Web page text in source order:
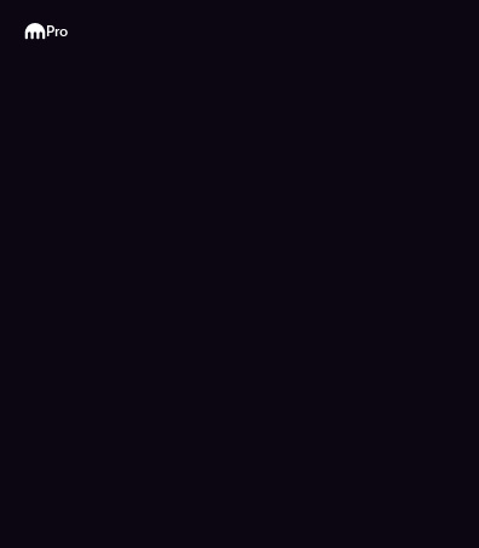
Kraken
Pro